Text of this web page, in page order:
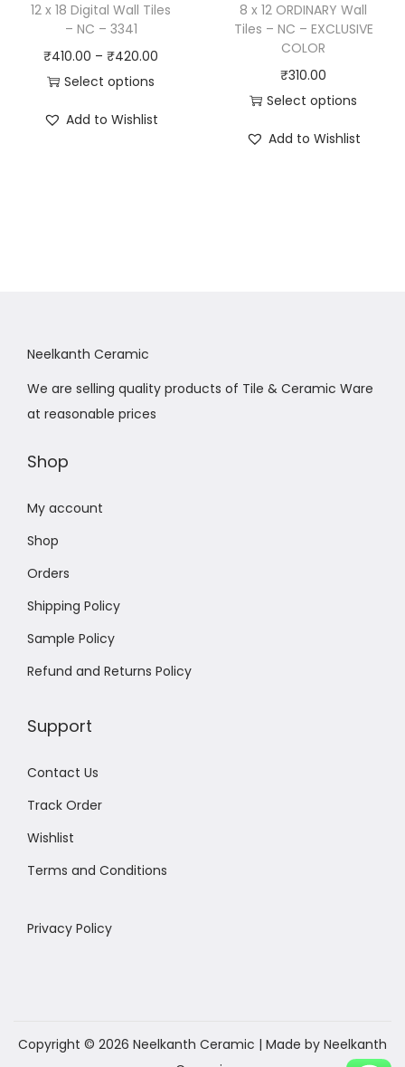
12 x 18 Digital Wall Tiles
– NC – 3341
₹410.00 – ₹420.00
Select options
Add to Wishlist
8 x 12 ORDINARY Wall
Tiles – NC – EXCLUSIVE
COLOR
₹310.00
Select options
Add to Wishlist
Neelkanth Ceramic
We are selling quality products of Tile & Ceramic Ware
at reasonable prices
Shop
My account
Shop
Orders
Shipping Policy
Sample Policy
Refund and Returns Policy
Support
Contact Us
Track Order
Wishlist
Terms and Conditions
Privacy Policy
Copyright © 2026 Neelkanth Ceramic | Made by Neelkanth